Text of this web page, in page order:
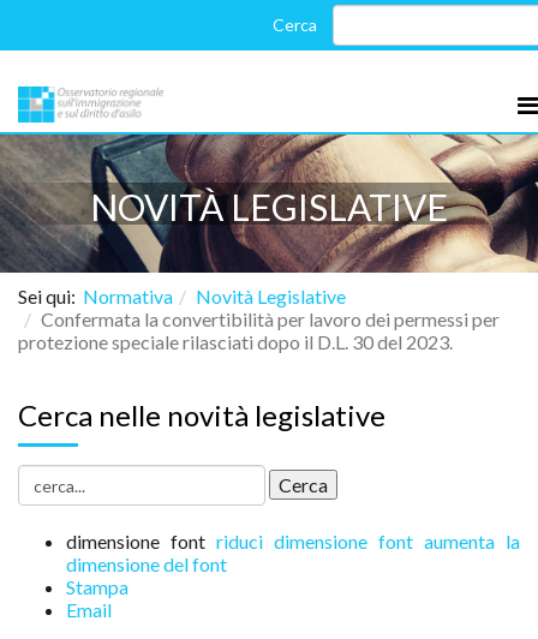
NOVITÀ LEGISLATIVE
Sei qui: Normativa
Novità Legislative
Confermata la convertibilità per lavoro dei permessi per
protezione speciale rilasciati dopo il D.L. 30 del 2023.
Cerca nelle novità legislative
dimensione font riduci dimensione font aumenta la
dimensione del font
Stampa
Email